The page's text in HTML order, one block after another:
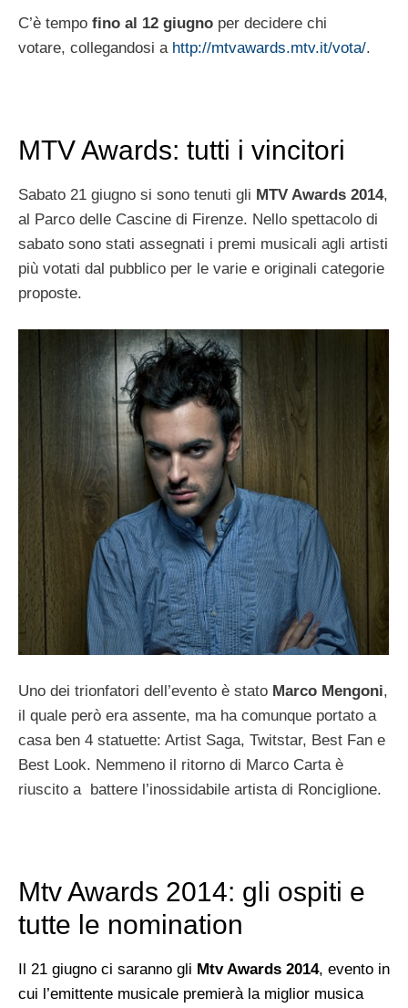
C’è tempo fino al 12 giugno per decidere chi
votare, collegandosi a http://mtvawards.mtv.it/vota/.
MTV Awards: tutti i vincitori
Sabato 21 giugno si sono tenuti gli MTV Awards 2014,
al Parco delle Cascine di Firenze. Nello spettacolo di
sabato sono stati assegnati i premi musicali agli artisti
più votati dal pubblico per le varie e originali categorie
proposte.
Uno dei trionfatori dell’evento è stato Marco Mengoni,
il quale però era assente, ma ha comunque portato a
casa ben 4 statuette: Artist Saga, Twitstar, Best Fan e
Best Look. Nemmeno il ritorno di Marco Carta è
riuscito a battere l’inossidabile artista di Ronciglione.
Mtv Awards 2014: gli ospiti e
tutte le nomination
Il 21 giugno ci saranno gli Mtv Awards 2014, evento in
cui l’emittente musicale premierà la miglior musica